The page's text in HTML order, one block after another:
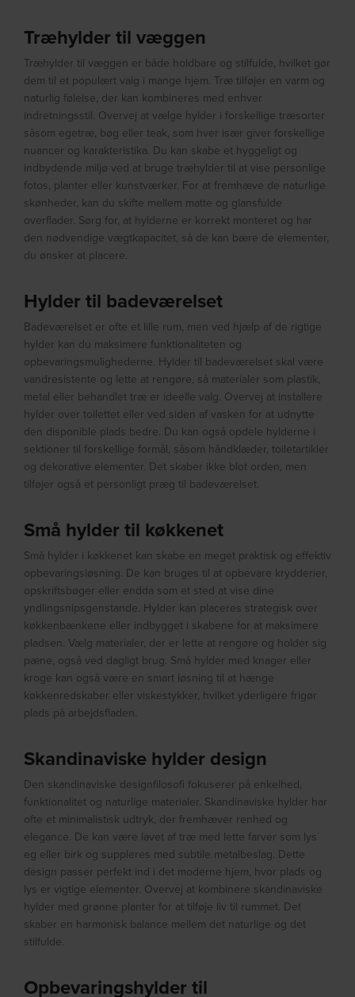
Træhylder til væggen
Træhylder til væggen er både holdbare og stilfulde, hvilket gør
dem til et populært valg i mange hjem. Træ tilføjer en varm og
naturlig følelse, der kan kombineres med enhver
indretningsstil. Overvej at vælge hylder i forskellige træsorter
såsom egetræ, bøg eller teak, som hver især giver forskellige
nuancer og karakteristika. Du kan skabe et hyggeligt og
indbydende miljø ved at bruge træhylder til at vise personlige
fotos, planter eller kunstværker. For at fremhæve de naturlige
skønheder, kan du skifte mellem matte og glansfulde
overflader. Sørg for, at hylderne er korrekt monteret og har
den nødvendige vægtkapacitet, så de kan bære de elementer,
du ønsker at placere.
Hylder til badeværelset
Badeværelset er ofte et lille rum, men ved hjælp af de rigtige
hylder kan du maksimere funktionaliteten og
opbevaringsmulighederne. Hylder til badeværelset skal være
vandresistente og lette at rengøre, så materialer som plastik,
metal eller behandlet træ er ideelle valg. Overvej at installere
hylder over toilettet eller ved siden af vasken for at udnytte
den disponible plads bedre. Du kan også opdele hylderne i
sektioner til forskellige formål, såsom håndklæder, toiletartikler
og dekorative elementer. Det skaber ikke blot orden, men
tilføjer også et personligt præg til badeværelset.
Små hylder til køkkenet
Små hylder i køkkenet kan skabe en meget praktisk og effektiv
opbevaringsløsning. De kan bruges til at opbevare krydderier,
opskriftsbøger eller endda som et sted at vise dine
yndlingsnipsgenstande. Hylder kan placeres strategisk over
køkkenbænkene eller indbygget i skabene for at maksimere
pladsen. Vælg materialer, der er lette at rengøre og holder sig
pæne, også ved dagligt brug. Små hylder med knager eller
kroge kan også være en smart løsning til at hænge
køkkenredskaber eller viskestykker, hvilket yderligere frigør
plads på arbejdsfladen.
Skandinaviske hylder design
Den skandinaviske designfilosofi fokuserer på enkelhed,
funktionalitet og naturlige materialer. Skandinaviske hylder har
ofte et minimalistisk udtryk, der fremhæver renhed og
elegance. De kan være lavet af træ med lette farver som lys
eg eller birk og suppleres med subtile metalbeslag. Dette
design passer perfekt ind i det moderne hjem, hvor plads og
lys er vigtige elementer. Overvej at kombinere skandinaviske
hylder med grønne planter for at tilføje liv til rummet. Det
skaber en harmonisk balance mellem det naturlige og det
stilfulde.
Opbevaringshylder til